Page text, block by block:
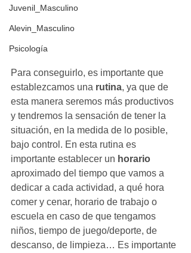
Juvenil_Masculino
Alevin_Masculino
Psicología
Para conseguirlo, es importante que
establezcamos una rutina, ya que de
esta manera seremos más productivos
y tendremos la sensación de tener la
situación, en la medida de lo posible,
bajo control. En esta rutina es
importante establecer un horario
aproximado del tiempo que vamos a
dedicar a cada actividad, a qué hora
comer y cenar, horario de trabajo o
escuela en caso de que tengamos
niños, tiempo de juego/deporte, de
descanso, de limpieza… Es importante